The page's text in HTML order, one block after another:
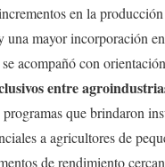
en la
una mayor incorporación
acompañó con
entre
programas que brindaron
a agricultores de
de rendimiento